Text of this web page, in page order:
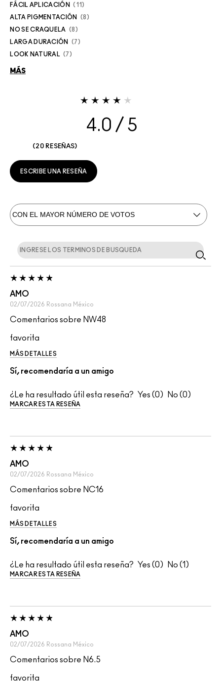
FÁCIL APLICACIÓN 11
ALTA PIGMENTACIÓN 8
NO SE CRAQUELA 8
LARGA DURACIÓN 7
LOOK NATURAL 7
MÁS
4.0
20 RESEÑAS
ESCRIBE UNA RESEÑA
AMO
02/07/2026 Rossana México
Comentarios sobre NW48
favorita
MÁS DETALLES
Sí, recomendaría a un amigo
¿Le ha resultado útil esta reseña? 0 0
MARCAR ESTA RESEÑA
AMO
02/07/2026 Rossana México
Comentarios sobre NC16
favorita
MÁS DETALLES
Sí, recomendaría a un amigo
¿Le ha resultado útil esta reseña? 0 1
MARCAR ESTA RESEÑA
AMO
02/07/2026 Rossana México
Comentarios sobre N6.5
favorita